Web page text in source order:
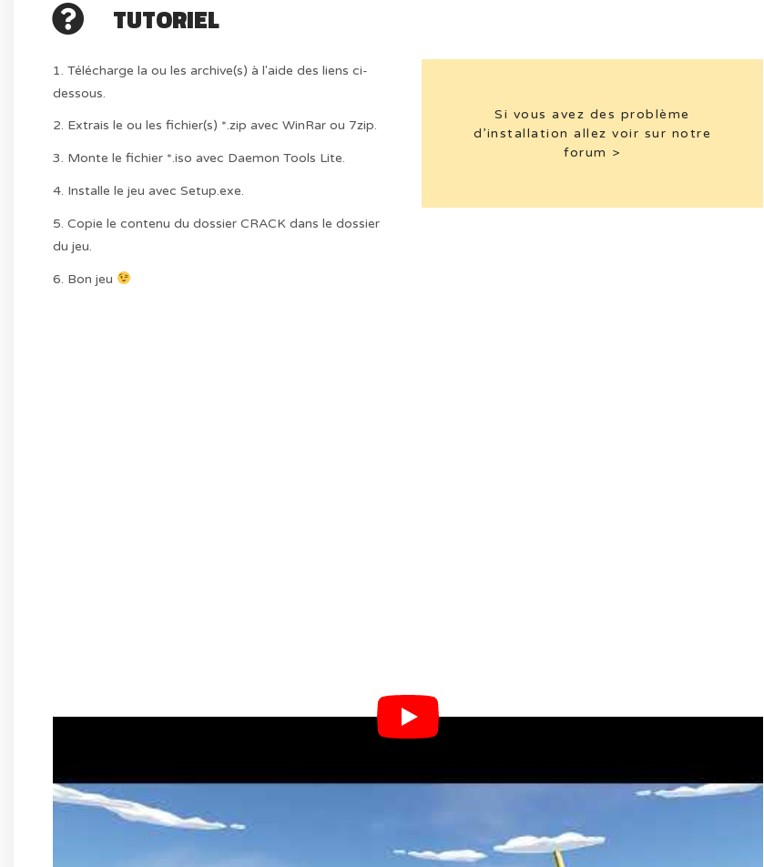
TUTORIEL
1. Télécharge la ou les archive(s) à l'aide des liens ci-
dessous.
2. Extrais le ou les fichier(s) *.zip avec WinRar ou 7zip.
3. Monte le fichier *.iso avec Daemon Tools Lite.
4. Installe le jeu avec Setup.exe.
5. Copie le contenu du dossier CRACK dans le dossier
du jeu.
6. Bon jeu
Si vous avez des problème
d’installation allez voir sur notre
forum >